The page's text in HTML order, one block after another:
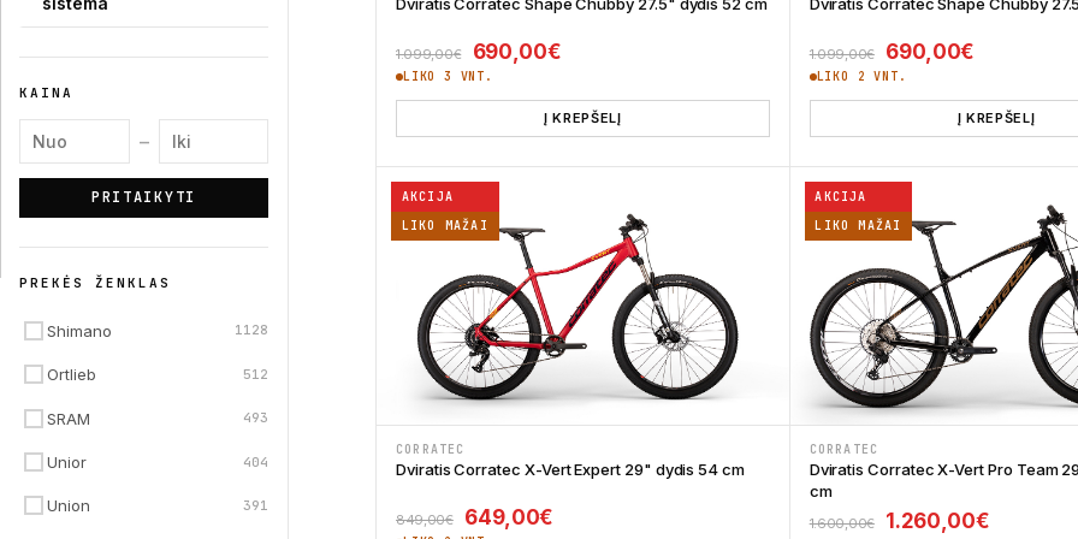
KAINA
Minimali kaina – Maksimali kaina
PRITAIKYTI
PREKĖS ŽENKLAS
Shimano 1128
Ortlieb 512
SRAM 493
Unior 404
Union 391
1.099,00€ Original price was: 1.099,00€.
690,00€Current price is: 690,00€.
LIKO 3 VNT.
Į KREPŠELĮ
1.099,00€ Original price was:
690,00€ Current
LIKO 2 VNT.
Į KREPŠELĮ
AKCIJA
LIKO MAŽAI
CORRATEC
Dviratis Corratec X-Vert Expert 29" dydis 54 cm
849,00€ Original price was: 849,00€.
649,00€ Current price is: 649,00€.
AKCIJA
LIKO MAŽAI
CORRATEC
Dviratis Corratec X-Vert Pro Team
cm
1.600,00€ Original price was:
1.260,00€Current